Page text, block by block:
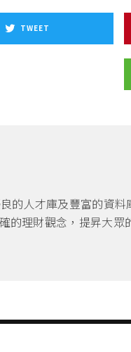
TWEET
的人才庫及豐富的資
的理財觀念，提昇大眾